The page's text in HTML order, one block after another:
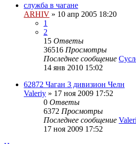
служба в чагане
ARHIV » 10 апр 2005 18:20
1
2
15 Ответы
36516 Просмотры
Последнее сообщение
14 янв 2010 15:02
62872 Чаган 3 дивизион Челн
Valeriy » 17 ноя 2009 17:52
0 Ответы
6372 Просмотры
Последнее сообщение
17 ноя 2009 17:52